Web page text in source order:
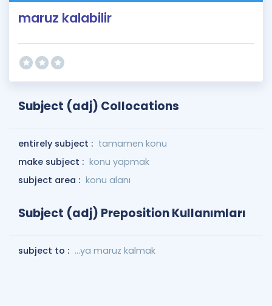
maruz kalabilir
Subject (adj) Collocations
entirely subject : tamamen konu
make subject : konu yapmak
subject area : konu alanı
Subject (adj) Preposition Kullanımları
subject to : ...ya maruz kalmak